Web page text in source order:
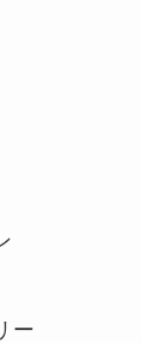
ー